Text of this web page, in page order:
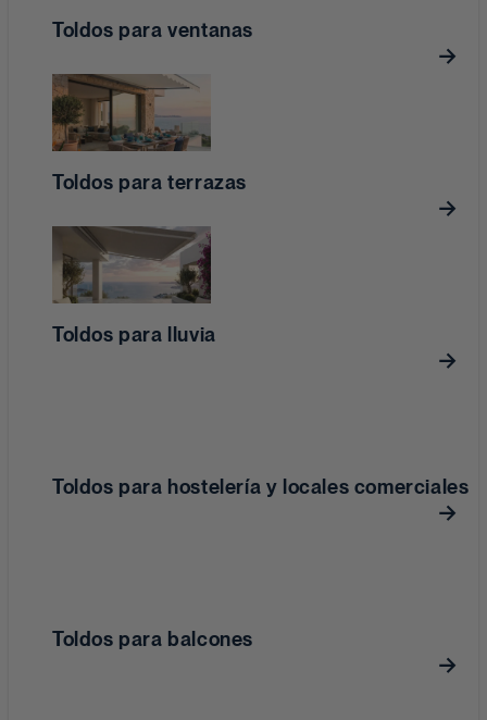
Toldos para ventanas
Toldos para terrazas
Toldos para lluvia
Toldos para hostelería y locales comerciales
Toldos para balcones